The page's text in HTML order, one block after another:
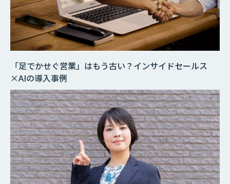
「足でかせぐ営業」はもう古い？インサイドセールス
×AIの導入事例